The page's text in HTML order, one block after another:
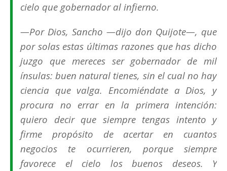
cielo que gobernador al infierno.
—Por Dios, Sancho —dijo don Quijote—, que
por solas estas últimas razones que has dicho
juzgo que mereces ser gobernador de mil
ínsulas: buen natural tienes, sin el cual no hay
ciencia que valga. Encomiéndate a Dios, y
procura no errar en la primera intención:
quiero decir que siempre tengas intento y
firme propósito de acertar en cuantos
negocios te ocurrieren, porque siempre
favorece el cielo los buenos deseos. Y